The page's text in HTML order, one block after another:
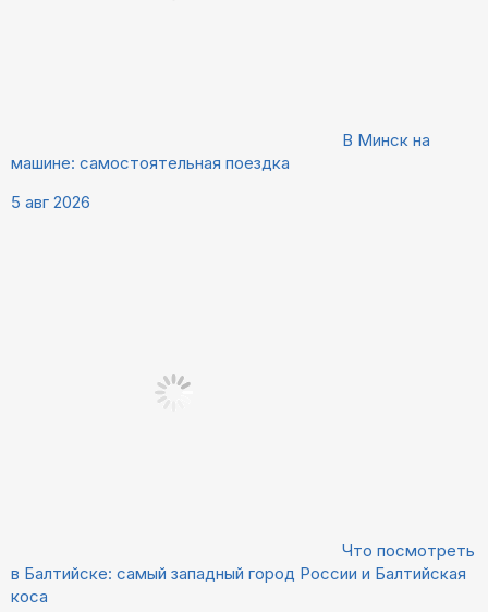
В Минск на
машине: самостоятельная поездка
5 авг 2026
Что посмотреть
в Балтийске: самый западный город России и Балтийская
коса